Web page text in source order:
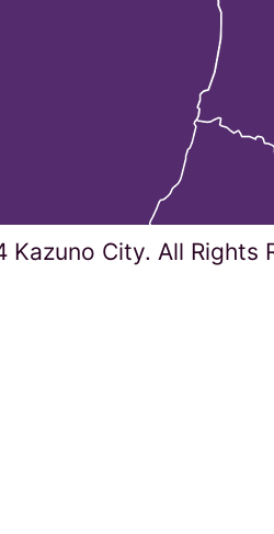
City. All Rights